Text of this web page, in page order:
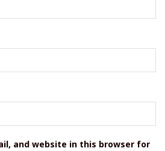
and website in this browser for